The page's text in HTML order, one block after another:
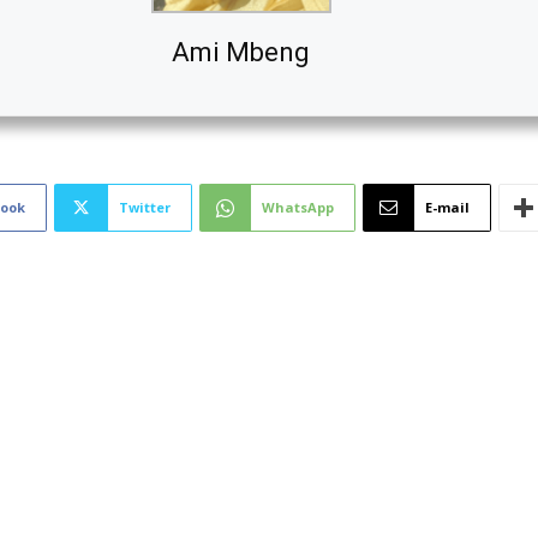
Ami Mbeng
Twitter WhatsApp E-mail